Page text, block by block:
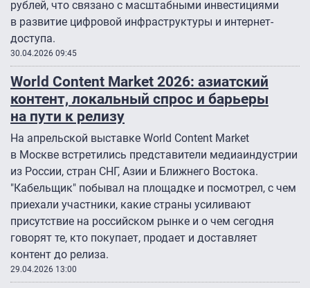
рублей, что связано с масштабными инвестициями
в развитие цифровой инфраструктуры и интернет-
доступа.
30.04.2026 09:45
World Content Market 2026: азиатский
контент, локальный спрос и барьеры
на пути к релизу
На апрельской выставке World Content Market
в Москве встретились представители медиаиндустрии
из России, стран СНГ, Азии и Ближнего Востока.
"Кабельщик" побывал на площадке и посмотрел, с чем
приехали участники, какие страны усиливают
присутствие на российском рынке и о чем сегодня
говорят те, кто покупает, продает и доставляет
контент до релиза.
29.04.2026 13:00